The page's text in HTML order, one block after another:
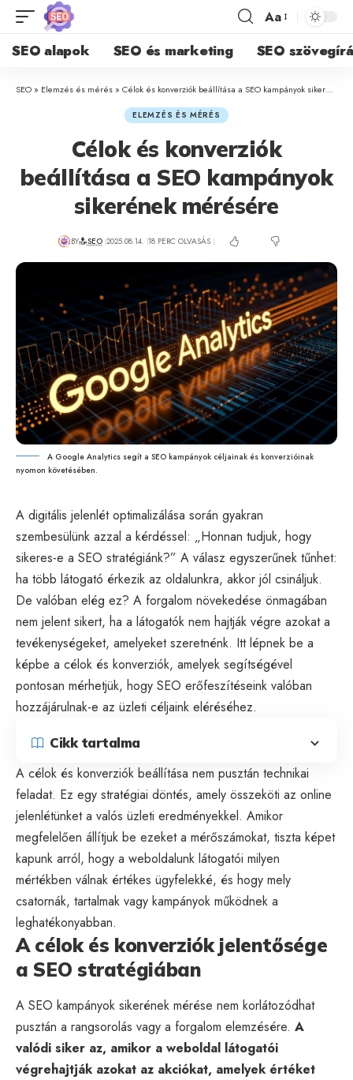
Aa
SEO alapok SEO és marketing SEO
SEO » Elemzés és mérés » Célok és konverziók beállítása a SEO kampányok sikerének mérésére
ELEMZÉS ÉS MÉRÉS
Célok és konverziók
beállítása a SEO kampányok
sikerének mérésére
BY SEO 2025.08.14. 18 PERC OLVASÁS
A Google Analytics segít a SEO kampányok céljainak és konverzióinak
nyomon követésében.
A digitális jelenlét optimalizálása során gyakran
szembesülünk azzal a kérdéssel: „Honnan tudjuk, hogy
sikeres-e a SEO stratégiánk?” A válasz egyszerűnek tűnhet:
ha több látogató érkezik az oldalunkra, akkor jól csináljuk.
De valóban elég ez? A forgalom növekedése önmagában
nem jelent sikert, ha a látogatók nem hajtják végre azokat a
tevékenységeket, amelyeket szeretnénk. Itt lépnek be a
képbe a célok és konverziók, amelyek segítségével
pontosan mérhetjük, hogy SEO erőfeszítéseink valóban
hozzájárulnak-e az üzleti céljaink eléréséhez.
Cikk tartalma
A célok és konverziók beállítása nem pusztán technikai
feladat. Ez egy stratégiai döntés, amely összeköti az online
jelenlétünket a valós üzleti eredményekkel. Amikor
megfelelően állítjuk be ezeket a mérőszámokat, tiszta képet
kapunk arról, hogy a weboldalunk látogatói milyen
mértékben válnak értékes ügyfelekké, és hogy mely
csatornák, tartalmak vagy kampányok működnek a
leghatékonyabban.
A célok és konverziók jelentősége
a SEO stratégiában
A SEO kampányok sikerének mérése nem korlátozódhat
pusztán a rangsorolás vagy a forgalom elemzésére. A
valódi siker az, amikor a weboldal látogatói
végrehajtják azokat az akciókat, amelyek értéket